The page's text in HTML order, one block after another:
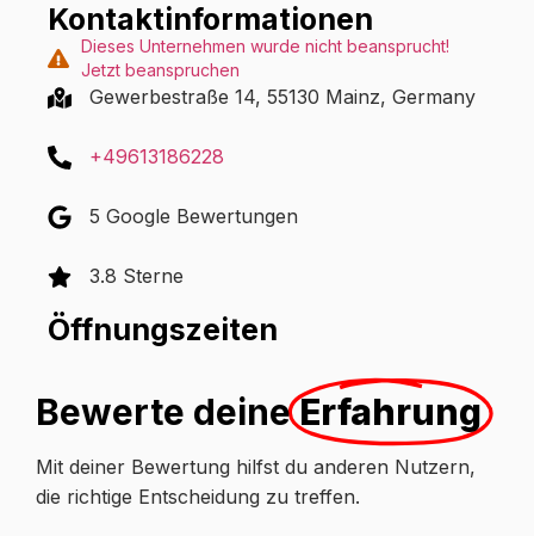
Kontaktinformationen
Dieses Unternehmen wurde nicht beansprucht!
Jetzt beanspruchen
Gewerbestraße 14, 55130 Mainz, Germany
+49613186228
5 Google Bewertungen
3.8 Sterne
Öffnungszeiten
Bewerte deineErfahrung
Mit deiner Bewertung hilfst du anderen Nutzern,
die richtige Entscheidung zu treffen.